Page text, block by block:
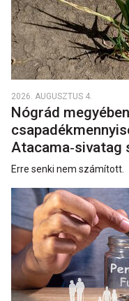
2026. AUGUSZTUS 4.
Nógrád
Atacama‑sivatag
Erre senki nem számított.